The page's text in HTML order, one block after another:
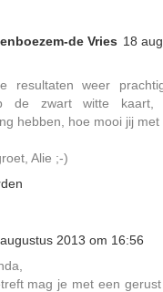
de Vries 18
resultaten weer
de zwart witte kaart,
hebben, hoe mooi jij
Alie ;-)
2013 om 16:56
mag je met een